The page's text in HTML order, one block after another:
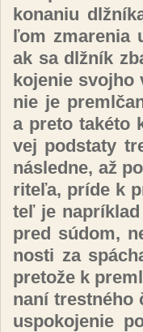
ko­na­niu
ľom zma­re­nia
ak sa dl­žník
ko­je­nie svoj­ho
nie je
a pre­to ta­ké­to
vej pod­sta­ty
nás­led­ne, až
ri­te­ľa, prí­de k
teľ je
pred sú­dom,
nos­ti za
pre­to­že k
na­ní tres­tné­ho
us­po­ko­je­nie